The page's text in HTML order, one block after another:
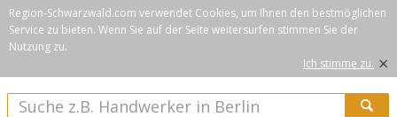
Region-Schwarzwald.com verwendet Cookies, um Ihnen den bestmöglichen
Service zu bieten. Wenn Sie auf der Seite weitersurfen stimmen Sie der
Nutzung zu.
Ich stimme zu. ×